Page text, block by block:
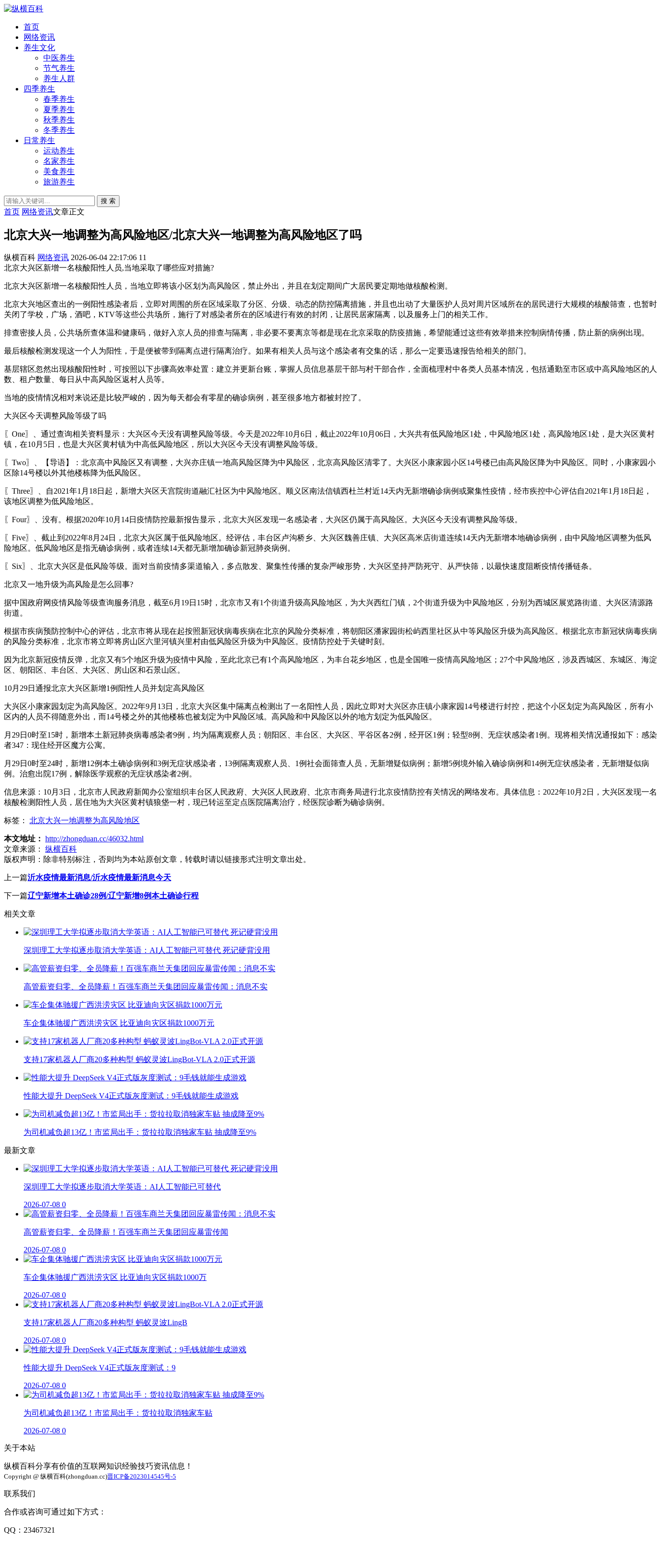
首页
网络资讯
养生文化
中医养生
节气养生
养生人群
四季养生
春季养生
夏季养生
秋季养生
冬季养生
日常养生
运动养生
名家养生
美食养生
旅游养生
搜 索
首页 网络资讯文章正文
北京大兴一地调整为高风险地区/北京大兴一地调整为高风险地区了吗
纵横百科 网络资讯 2026-06-04 22:17:06 11
北京大兴区新增一名核酸阳性人员,当地采取了哪些应对措施?
北京大兴区新增一名核酸阳性人员，当地立即将该小区划为高风险区，禁止外出，并且在划定期间广大居民要定期地做核酸检测。
北京大兴地区查出的一例阳性感染者后，立即对周围的所在区域采取了分区、分级、动态的防控隔离措施，并且也出动了大量医护人员对周片区域所在的居民进行大规模的核酸筛查，也暂时
关闭了学校，广场，酒吧，KTV等这些公共场所，施行了对感染者所在的区域进行有效的封闭，让居民居家隔离，以及服务上门的相关工作。
排查密接人员，公共场所查体温和健康码，做好入京人员的排查与隔离，非必要不要离京等都是现在北京采取的防疫措施，希望能通过这些有效举措来控制病情传播，防止新的病例出现。
最后核酸检测发现这一个人为阳性，于是便被带到隔离点进行隔离治疗。如果有相关人员与这个感染者有交集的话，那么一定要迅速报告给相关的部门。
基层辖区忽然出现核酸阳性时，可按照以下步骤高效率处置：建立并更新台账，掌握人员信息基层干部与村干部合作，全面梳理村中各类人员基本情况，包括通勤至市区或中高风险地区的人
数、租户数量、每日从中高风险区返村人员等。
当地的疫情情况相对来说还是比较严峻的，因为每天都会有零星的确诊病例，甚至很多地方都被封控了。
大兴区今天调整风险等级了吗
〖One〗、通过查询相关资料显示：大兴区今天没有调整风险等级。今天是2022年10月6日，截止2022年10月06日，大兴共有低风险地区1处，中风险地区1处，高风险地区1处，是大兴区黄村
镇，在10月5日，也是大兴区黄村镇为中高低风险地区，所以大兴区今天没有调整风险等级。
〖Two〗、【导语】：北京高中风险区又有调整，大兴亦庄镇一地高风险区降为中风险区，北京高风险区清零了。大兴区小康家园小区14号楼已由高风险区降为中风险区。同时，小康家园小
区除14号楼以外其他楼栋降为低风险区。
〖Three〗、自2021年1月18日起，新增大兴区天宫院街道融汇社区为中风险地区。顺义区南法信镇西杜兰村近14天内无新增确诊病例或聚集性疫情，经市疾控中心评估自2021年1月18日起，
该地区调整为低风险地区。
〖Four〗、没有。根据2020年10月14日疫情防控最新报告显示，北京大兴区发现一名感染者，大兴区仍属于高风险区。大兴区今天没有调整风险等级。
〖Five〗、截止到2022年8月24日，北京大兴区属于低风险地区。经评估，丰台区卢沟桥乡、大兴区魏善庄镇、大兴区高米店街道连续14天内无新增本地确诊病例，由中风险地区调整为低风
险地区。低风险地区是指无确诊病例，或者连续14天都无新增加确诊新冠肺炎病例。
〖Six〗、北京大兴区是低风险等级。面对当前疫情多渠道输入，多点散发、聚集性传播的复杂严峻形势，大兴区坚持严防死守、从严快筛，以最快速度阻断疫情传播链条。
北京又一地升级为高风险是怎么回事?
据中国政府网疫情风险等级查询服务消息，截至6月19日15时，北京市又有1个街道升级高风险地区，为大兴西红门镇，2个街道升级为中风险地区，分别为西城区展览路街道、大兴区清源路
街道。
根据市疾病预防控制中心的评估，北京市将从现在起按照新冠状病毒疾病在北京的风险分类标准，将朝阳区潘家园街松屿西里社区从中等风险区升级为高风险区。根据北京市新冠状病毒疾病
的风险分类标准，北京市将立即将房山区六里河镇兴里村由低风险区升级为中风险区。疫情防控处于关键时刻。
因为北京新冠疫情反弹，北京又有5个地区升级为疫情中风险，至此北京已有1个高风险地区，为丰台花乡地区，也是全国唯一疫情高风险地区；27个中风险地区，涉及西城区、东城区、海淀
区、朝阳区、丰台区、大兴区、房山区和石景山区。
10月29日通报北京大兴区新增1例阳性人员并划定高风险区
大兴区小康家园划定为高风险区。2022年9月13日，北京大兴区集中隔离点检测出了一名阳性人员，因此立即对大兴区亦庄镇小康家园14号楼进行封控，把这个小区划定为高风险区，所有小
区内的人员不得随意外出，而14号楼之外的其他楼栋也被划定为中风险区域。高风险和中风险区以外的地方划定为低风险区。
月29日0时至15时，新增本土新冠肺炎病毒感染者9例，均为隔离观察人员；朝阳区、丰台区、大兴区、平谷区各2例，经开区1例；轻型8例、无症状感染者1例。现将相关情况通报如下：感染
者347：现住经开区魔方公寓。
月29日0时至24时，新增12例本土确诊病例和3例无症状感染者，13例隔离观察人员、1例社会面筛查人员，无新增疑似病例；新增5例境外输入确诊病例和14例无症状感染者，无新增疑似病
例。治愈出院17例，解除医学观察的无症状感染者2例。
信息来源：10月3日，北京市人民政府新闻办公室组织丰台区人民政府、大兴区人民政府、北京市商务局进行北京疫情防控有关情况的网络发布。具体信息：2022年10月2日，大兴区发现一名
核酸检测阳性人员，居住地为大兴区黄村镇狼垡一村，现已转运至定点医院隔离治疗，经医院诊断为确诊病例。
标签： 北京大兴一地调整为高风险地区
本文地址： http://zhongduan.cc/46032.html
文章来源：
纵横百科
版权声明： 除非特别标注，否则均为本站原创文章，转载时请以链接形式注明文章出处。
上一篇沂水疫情最新消息/沂水疫情最新消息今天
下一篇辽宁新增本土确诊28例/辽宁新增8例本土确诊行程
相关文章
深圳理工大学拟逐步取消大学英语：AI人工智能已可替代 死记硬背没用
高管薪资归零、全员降薪！百强车商兰天集团回应暴雷传闻：消息不实
车企集体驰援广西洪涝灾区 比亚迪向灾区捐款1000万元
支持17家机器人厂商20多种构型 蚂蚁灵波LingBot-VLA 2.0正式开源
性能大提升 DeepSeek V4正式版灰度测试：9毛钱就能生成游戏
为司机减负超13亿！市监局出手：货拉拉取消独家车贴 抽成降至9%
最新文章
深圳理工大学拟逐步取消大学英语：AI人工智能已可替代
2026-07-08 0
高管薪资归零、全员降薪！百强车商兰天集团回应暴雷传闻
2026-07-08 0
车企集体驰援广西洪涝灾区 比亚迪向灾区捐款1000万
2026-07-08 0
支持17家机器人厂商20多种构型 蚂蚁灵波LingB
2026-07-08 0
性能大提升 DeepSeek V4正式版灰度测试：9
2026-07-08 0
为司机减负超13亿！市监局出手：货拉拉取消独家车贴
2026-07-08 0
关于本站
纵横百科分享有价值的互联网知识经验技巧资讯信息！
Copyright @ 纵横百科(zhongduan.cc)晋ICP备2023014545号-5
联系我们
合作或咨询可通过如下方式：
QQ：23467321